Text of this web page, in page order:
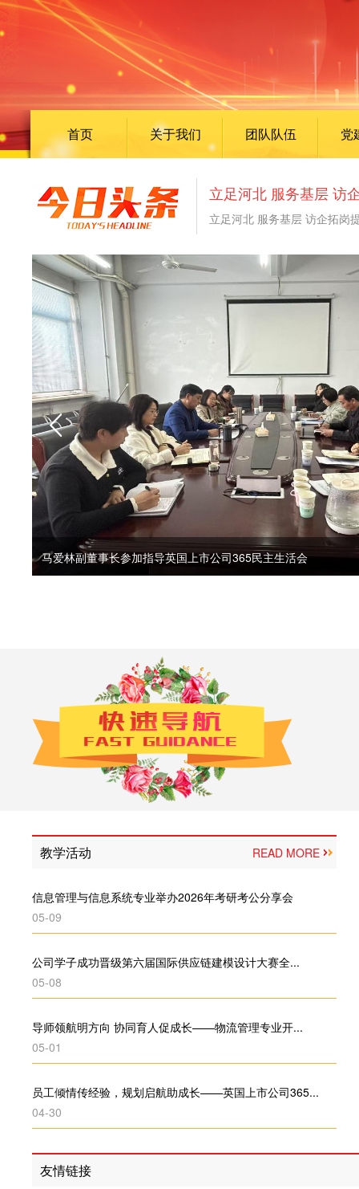
首页 关于我们 团队队伍 党
立足河北 服务基层 访
马爱林副董事长参加指导英国上市公司365民主生活会
同心共祝祖国好感恩奋进新征程合唱比赛
Previous
教学活动 READ MORE
信息管理与信息系统专业举办2026年考研考公分享会
05-09
公司学子成功晋级第六届国际供应链建模设计大赛全...
05-08
导师领航明方向 协同育人促成长——物流管理专业开...
05-01
员工倾情传经验，规划启航助成长——英国上市公司365...
04-30
友情链接